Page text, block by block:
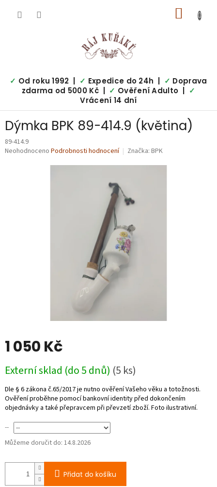
KOŠÍK
✓ Od roku 1992 | ✓ Expedice do 24h | ✓ Doprava
zdarma od 5000 Kč | ✓ Ověření Adulto |
✓
Vrácení 14 dní
Dýmka BPK 89-414.9 (květina)
89-414.9
Průměrné
Neohodnoceno Podrobnosti hodnocení Značka: BPK
1 050 Kč
cena:
Externí sklad (do 5 dnů) (5 ks)
--
Můžeme doručit do: 14.8.2026
Přidat do košíku